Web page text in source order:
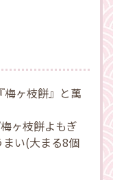
ヶ枝餅』と萬
ヶ枝餅よもぎ
い(大まる8個